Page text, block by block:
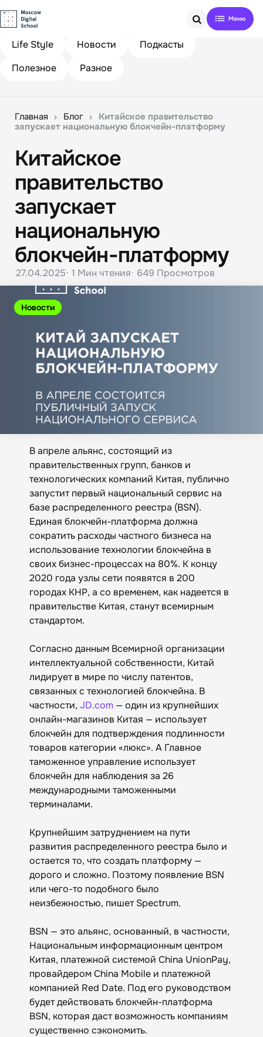
Search
Life Style
Новости
Подкасты
Полезное
Разное
Главная Блог
Китайское правительство
запускает национальную блокчейн-платформу
Новости
Китайское
правительство
запускает
национальную
блокчейн-платформу
27.04.2025 1 Мин чтения 649 Просмотров
В апреле альянс, состоящий из
правительственных групп, банков и
технологических компаний Китая, публично
запустит первый национальный сервис на
базе распределенного реестра (BSN).
Единая блокчейн-платформа должна
сократить расходы частного бизнеса на
использование технологии блокчейна в
своих бизнес-процессах на 80%. К концу
2020 года узлы сети появятся в 200
городах КНР, а со временем, как надеется в
правительстве Китая, станут всемирным
стандартом.
Согласно данным Всемирной организации
интеллектуальной собственности, Китай
лидирует в мире по числу патентов,
связанных с технологией блокчейна. В
частности, JD.com — один из крупнейших
онлайн-магазинов Китая — использует
блокчейн для подтверждения подлинности
товаров категории «люкс». А Главное
таможенное управление использует
блокчейн для наблюдения за 26
международными таможенными
терминалами.
Крупнейшим затруднением на пути
развития распределенного реестра было и
остается то, что создать платформу —
дорого и сложно. Поэтому появление BSN
или чего-то подобного было
неизбежностью, пишет Spectrum.
BSN — это альянс, основанный, в частности,
Национальным информационным центром
Китая, платежной системой China UnionPay,
провайдером China Mobile и платежной
компанией Red Date. Под его руководством
будет действовать блокчейн-платформа
BSN, которая даст возможность компаниям
существенно сэкономить.